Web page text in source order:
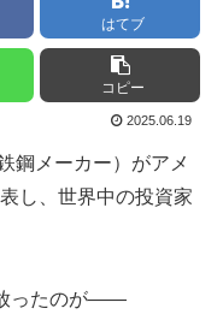
はてブ
コピー
2025.06.19
鋼メーカー）がアメ
し、世界中の投資家
ったのが——